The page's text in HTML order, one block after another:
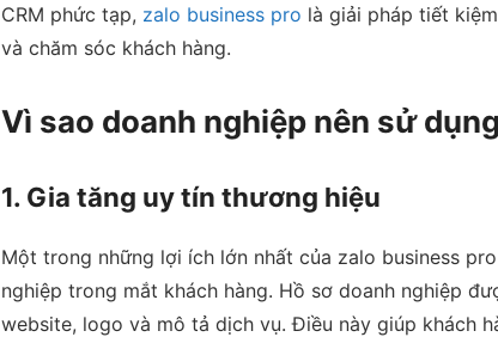
CRM phức tạp, zalo business pro là giải pháp tiết
và chăm sóc khách hàng.
Vì sao doanh nghiệp nên sử
1. Gia tăng uy tín thương hiệu
Một trong những lợi ích lớn nhất của zalo business
nghiệp trong mắt khách hàng. Hồ sơ doanh nghiệp
website, logo và mô tả dịch vụ. Điều này giúp khách